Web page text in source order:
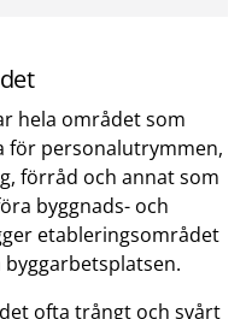
hela området som
för personalutrymmen,
förråd och annat som
byggnads- och
etableringsområdet
ofta trångt och svårt